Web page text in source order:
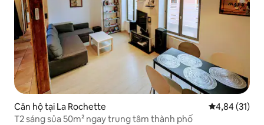
Căn hộ tại La Rochette Xếp hạng
4,84 (31)
T2 sáng sủa 50m² ngay trung tâm thành phố